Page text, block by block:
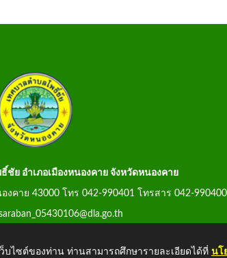
ชัย อำเภอเมืองหนองคาย จังหวัดหนองคาย
งคาย 43000 โทร 042-990401 โทรสาร 042-990400
ไซต์ของท่าน ท่านสามารถศึกษารายละเอียดได้ที่ นโ